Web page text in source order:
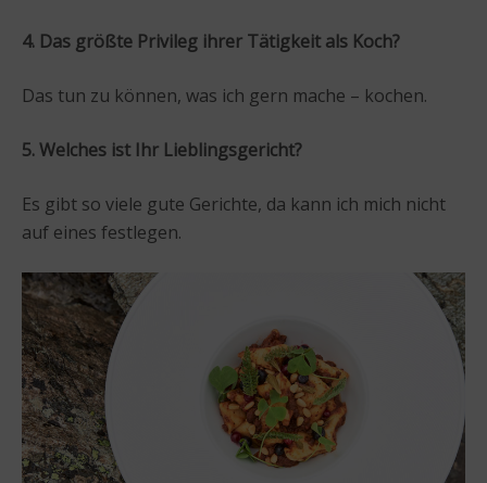
4. Das größte Privileg ihrer Tätigkeit als Koch?
Das tun zu können, was ich gern mache – kochen.
5. Welches ist Ihr Lieblingsgericht?
Es gibt so viele gute Gerichte, da kann ich mich nicht
auf eines festlegen.